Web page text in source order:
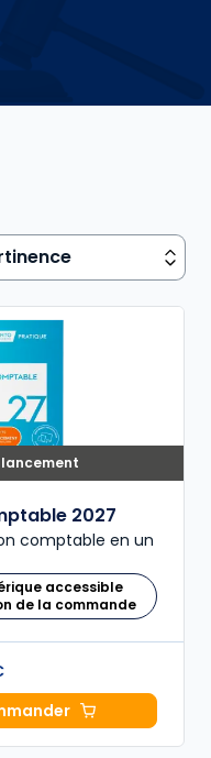
lancement
2027
comptable en un
accessible
de la commande
Mémento Comptable